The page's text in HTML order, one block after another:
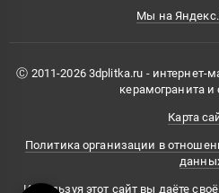
Мы на
Ⓒ 2011-2026 3dplitka.ru - интернет-
керамогранита и
Карта
Политика организации в
Используя этот сайт вы даёте